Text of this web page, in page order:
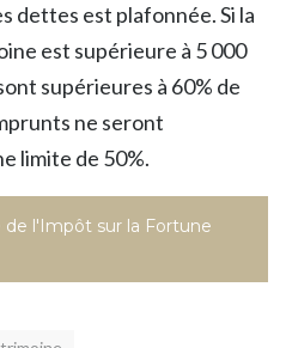
dettes est plafonnée. Si la
est supérieure à 5 000
supérieures à 60% de
ne seront
limite de 50%.
l'Impôt sur la Fortune